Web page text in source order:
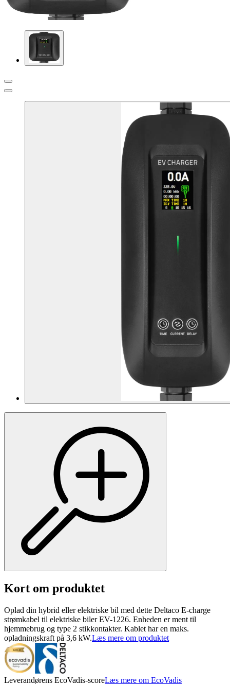
Kort om produktet
Oplad din hybrid eller elektriske bil med dette Deltaco E-charge
strømkabel til elektriske biler EV-1226. Enheden er ment til
hjemmebrug og type 2 stikkontakter. Kablet har en maks.
opladningskraft på 3,6 kW.Læs mere om produktet
Leverandørens EcoVadis-scoreLæs mere om EcoVadis